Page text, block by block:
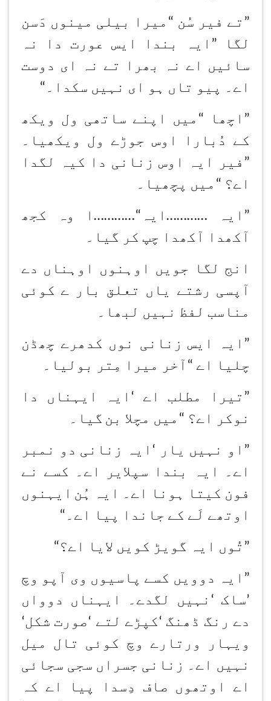
”تے فیر سُن “ میرا بیلی مینوں دَسن
لگا ” ایہ بندا ایس عورت دا نہ
سائیں اے نہ بھرا تے نہ ای دوست
اے۔ پیو تاں ہو ای نہیں سکدا۔ “
”اچھا “ میں اپنے ساتھی ول ویکھ
کے دُبارا اوس جوڑے ول ویکھیا۔
” فیر ایہ اوس زنانی دا کیہ لگدا
اے؟ “ میں پچھیا۔
”ایہ ………… ایہ …………“ ا وہ کجھ
آکھدا آکھدا چپ کر گیا۔
انج لگا جویں اوہنوں اوہناں دے
آپسی رشتے یاں تعلق بار ے کوئی
مناسب لفظ نہیں لبھا۔
”ایہ ایس زنانی نوں کدھرے چھڈن
چلیا اے “ آخر میرا مِتر بولیا۔
”تیرا مطلب اے ‘ ایہ ایہناں دا
نوکر اے؟ “ میں مچلا بن گیا۔
”او نہیں یار ‘ ایہ زنانی دو نمبر
اے۔ ایہ بندا سپلایر اے۔ کسے نے
فون کیتا ہونا اے۔ ایہ ہُن ایہنوں
اوتھے لَے کے جاندا پیا اے۔ “
”تُوں ایہ گویڑ کویں لایا اے؟“
”ایہ دوویں کسے پاسیوں وی آپو وچ
’ساک ‘ نہیں لگدے۔ ایہناں دوواں
دے رنگ ڈھنگ ‘کپڑے لتے ‘صورت شکل‘
ویہار ورتارے وچ کوئی تال میل
نہیں اے۔ زنانی جسراں سجی سجائی
اے اوتھوں صاف دِسدا پیا اے کہ